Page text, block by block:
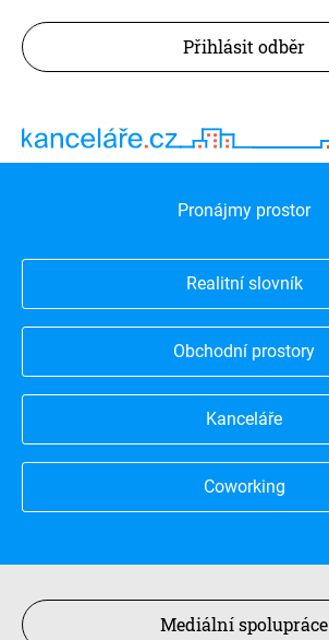
Přihlásit odběr
Pronájmy prostor
Realitní slovník
Obchodní prostory
Kanceláře
Coworking
Mediální spolupráce